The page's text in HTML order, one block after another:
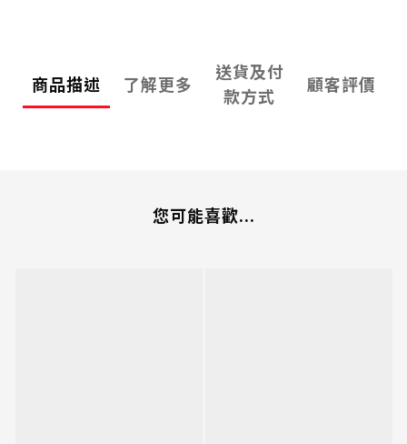
商品描述 了解更多
送貨及付
款方式
顧客評價
您可能喜歡...